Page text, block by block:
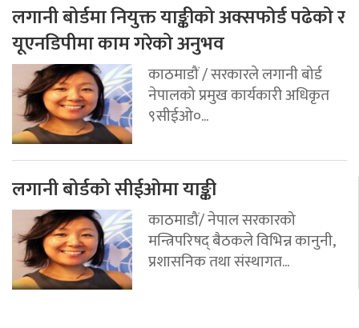
लगानी बोर्डमा नियुक्त याङ्कीको अक्सफोर्ड पढेको र
यूएनडिपीमा काम गरेको अनुभव
काठमाडौं / सरकारले लगानी बोर्ड
नेपालको प्रमुख कार्यकारी अधिकृत
९सीईओ०...
लगानी बोर्डको सीईओमा याङ्की
काठमाडौं/ नेपाल सरकारको
मन्त्रिपरिषद् बैठकले विभिन्न कानुनी,
प्रशासनिक तथा संस्थागत...